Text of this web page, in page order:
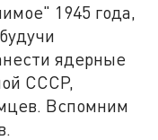
1945 года,
ядерные
СССР,
Вспомним